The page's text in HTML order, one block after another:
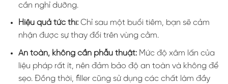
cần nghỉ dưỡng.
Hiệu quả tức thì:Chỉ sau một buổi tiêm, bạn sẽ cảm
nhận được sự thay đổi trên vùng cằm.
An toàn, không cần phẫu thuật:Mức độ xâm lấn của
liệu pháp rất ít, nên đảm bảo độ an toàn và không để
sẹo. Đồng thời, filler cũng sử dụng các chất làm đầy